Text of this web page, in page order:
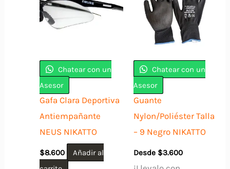
Chatear con un
Asesor
Gafa Clara Deportiva
Antiempañante
NEUS NIKATTO
$8.600
Añadir al
Chatear con un
Asesor
Guante
Nylon/Poliéster Talla
– 9 Negro NIKATTO
Desde $3.600